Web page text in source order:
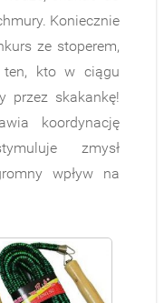
Koniecznie
ze stoperem,
ten, kto w ciągu
przez skakankę!
koordynację
zmysł
wpływ na